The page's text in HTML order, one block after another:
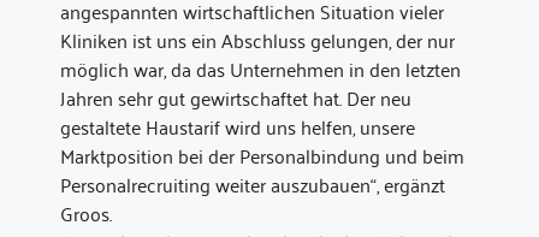
angespannten wirtschaftlichen Situation vieler
Kliniken ist uns ein Abschluss gelungen, der nur
möglich war, da das Unternehmen in den letzten
Jahren sehr gut gewirtschaftet hat. Der neu
gestaltete Haustarif wird uns helfen, unsere
Marktposition bei der Personalbindung und beim
Personalrecruiting weiter auszubauen“, ergänzt
Groos.